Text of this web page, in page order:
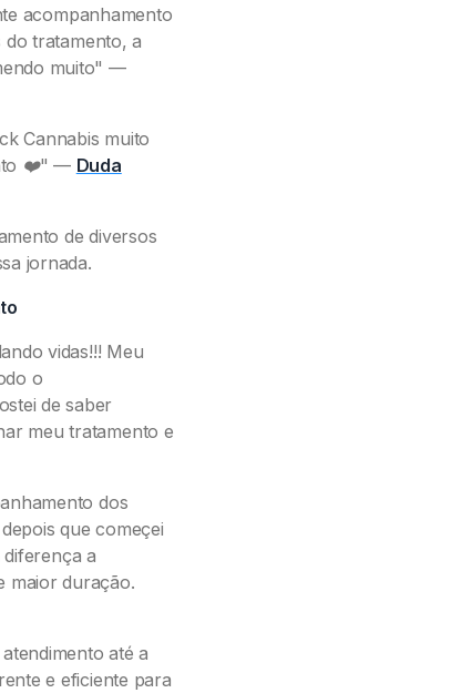
acompanhamento
tratamento, a
muito" —
Cannabis muito
❤️" — Duda
de diversos
jornada.
vidas!!! Meu
o
de saber
meu tratamento e
dos
que começei
a
maior duração.
até a
e eficiente para